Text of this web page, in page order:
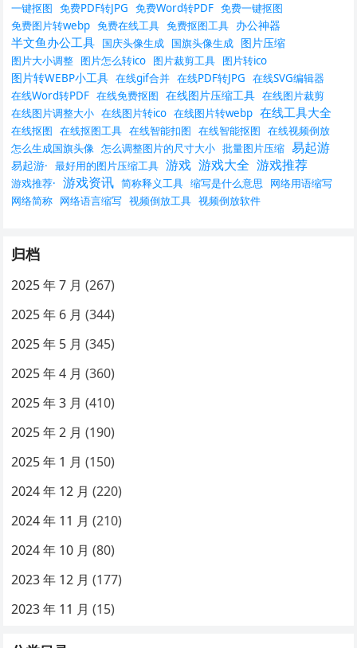
一键抠图 免费PDF转JPG 免费Word转PDF 免费一键抠图
免费图片转webp 免费在线工具 免费抠图工具 办公神器
半文鱼办公工具 国庆头像生成 国旗头像生成 图片压缩
图片大小调整 图片怎么转ico 图片裁剪工具 图片转ico
图片转WEBP小工具 在线gif合并 在线PDF转JPG 在线SVG编辑器
在线Word转PDF 在线免费抠图 在线图片压缩工具 在线图片裁剪
在线图片调整大小 在线图片转ico 在线图片转webp 在线工具大全
在线抠图 在线抠图工具 在线智能扣图 在线智能抠图 在线视频倒放
怎么生成国旗头像 怎么调整图片的尺寸大小 批量图片压缩 易起游
易起游· 最好用的图片压缩工具 游戏 游戏大全 游戏推荐
游戏推荐· 游戏资讯 简称释义工具 缩写是什么意思
网络用语缩写
网络简称 网络语言缩写 视频倒放工具 视频倒放软件
归档
2025 年 7 月 (267)
2025 年 6 月 (344)
2025 年 5 月 (345)
2025 年 4 月 (360)
2025 年 3 月 (410)
2025 年 2 月 (190)
2025 年 1 月 (150)
2024 年 12 月 (220)
2024 年 11 月 (210)
2024 年 10 月 (80)
2023 年 12 月 (177)
2023 年 11 月 (15)